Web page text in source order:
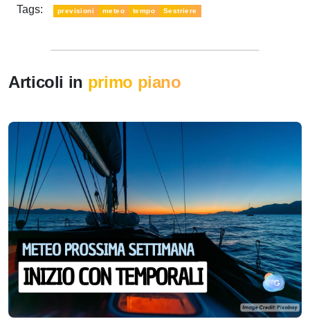
Tags: previsioni meteo tempo Sestriere
Articoli in primo piano